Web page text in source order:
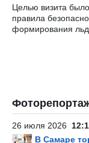
Целью визита
правила
формирования
26 июля 2026
В Самаре